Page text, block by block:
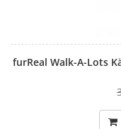
furReal Walk-A-Lots